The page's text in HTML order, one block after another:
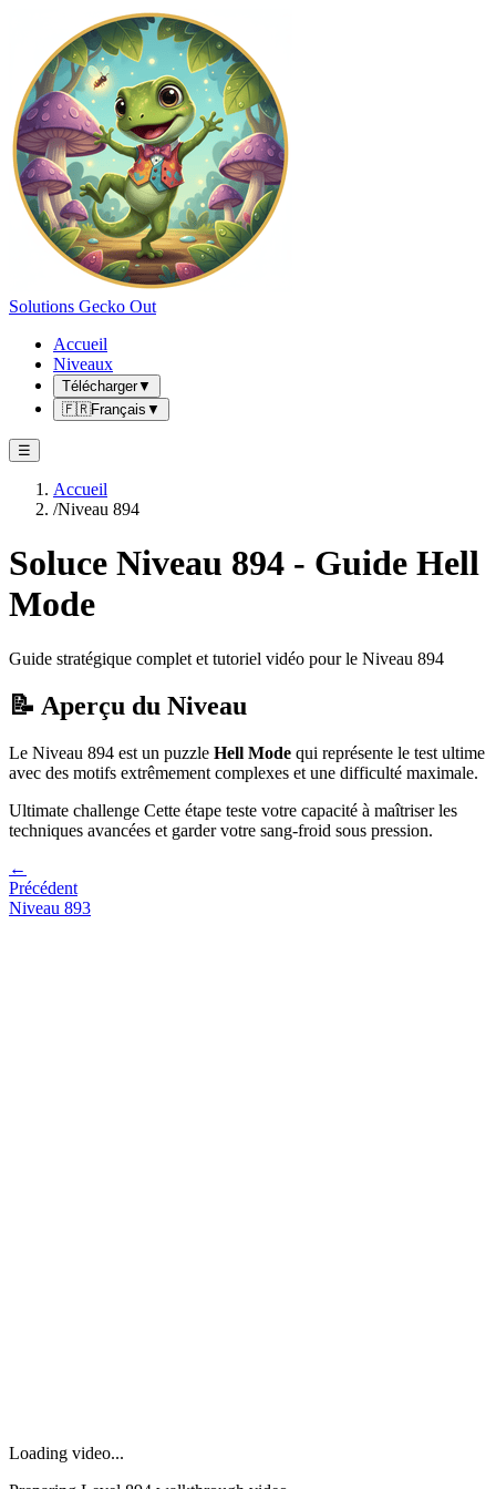
Solutions Gecko Out
Accueil
Niveaux
Télécharger▼
🇫🇷Français ▼
☰
Accueil
/Niveau 894
Soluce Niveau 894 - Guide Hell
Mode
Guide stratégique complet et tutoriel vidéo pour le Niveau 894
📝 Aperçu du Niveau
Le Niveau 894 est un puzzle Hell Mode qui représente le test ultime
avec des motifs extrêmement complexes et une difficulté maximale.
Ultimate challenge Cette étape teste votre capacité à maîtriser les
techniques avancées et garder votre sang-froid sous pression.
←
Précédent
Niveau 893
Loading video...